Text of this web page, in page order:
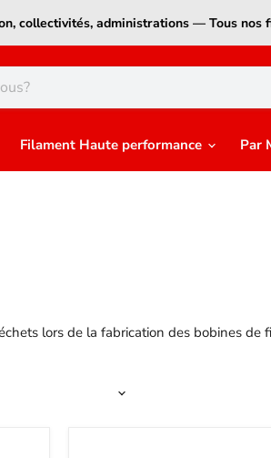
collectivités, administrations — Tous nos
Filament Haute performance Par
lors de la fabrication des bobines de